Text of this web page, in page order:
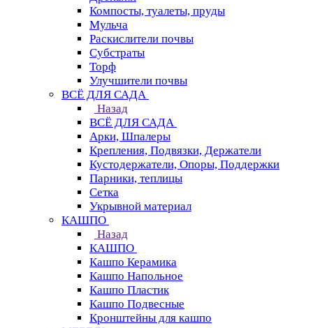
Компосты, туалеты, пруды
Мульча
Раскислители почвы
Субстраты
Торф
Улучшители почвы
ВСЁ ДЛЯ САДА
Назад
ВСЁ ДЛЯ САДА
Арки, Шпалеры
Крепления, Подвязки, Держатели
Кустодержатели, Опоры, Поддержки
Парники, теплицы
Сетка
Укрывной материал
КАШПО
Назад
КАШПО
Кашпо Керамика
Кашпо Напольное
Кашпо Пластик
Кашпо Подвесные
Кронштейны для кашпо